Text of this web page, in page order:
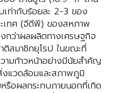
เท่ากับร้อยละ 2-3 ของ
เทศ (จีดีพี) ของสหภาพ
กว่าผลผลิตทางเศรษฐกิจ
ติสมาชิกยุโรป ในขณะที่
ามก้าวหน้าอย่างมีนัยสำคัญ
งแวดล้อมและสภาพภูมิ
รือผลกระทบภายนอกที่เกิด